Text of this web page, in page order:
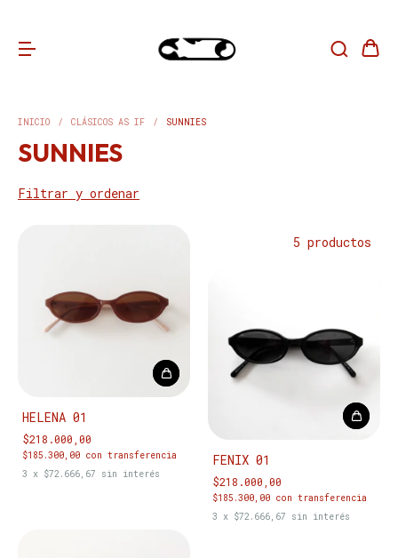
INICIO / CLÁSICOS AS IF / SUNNIES
SUNNIES
Filtrar y ordenar
5 productos
HELENA 01
$218.000,00
$185.300,00 con transferencia
3
x $72.666,67 sin interés
FENIX 01
$218.000,00
$185.300,00 con transferencia
3
x $72.666,67 sin interés